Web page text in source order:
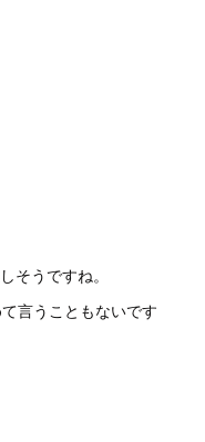
そうですね。
言うこともないです